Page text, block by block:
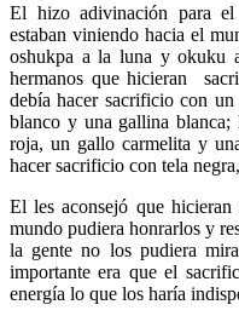
El hizo adivinación para
estaban viniendo hacia el
oshukpa a la luna y okuku
hermanos que hicieran
debía hacer sacrificio con
blanco y una gallina
roja, un gallo carmelita y
hacer sacrificio con tela
El les aconsejó que
mundo pudiera honrarlos y
la gente no los pudiera
importante era que el
energía lo que los haría